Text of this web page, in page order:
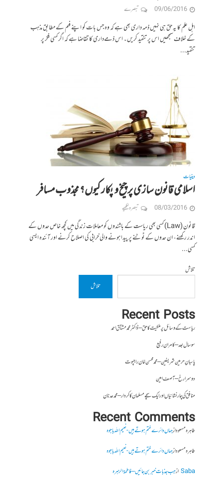
09/06/2016 تبصرے
اہل علم کا یہ حق ہی نہیں ذمہ داری بھی ہے کہ وہ جس بات کو اپنے فہم کے مطابق مذہب
کے خلاف سمجھیں اس پر تنقید کریں۔ اس ذمےداری کا تقاضا ہے کہ اگر کسی فکر پر
تنقید...
دینیات
اسلامی قانون سازی پر چیخ و پکار کیوں؟ مجذوب مسافر
08/03/2016 تبصرہ لکھیے
قانون (Law) کسی بھی ریاست کے باشندوں کو معاملات زندگی میں کچھ خاص حدوں کے
اندر رکھنے، ان حدوں کے ٹوٹنے پر پیدا ہونے والی خرابی کی اصلاح کرنے اور آئندہ ایسی
کسی...
تلاش
تلاش
Recent Posts
ریاست کے وسائل پر ملکیت کا حق – ڈاکٹر محمد مشتاق احمد
سو سال بعد – کامران رفیع
پاسبانِ حرمین شریفین – محمد محسن خان راجپوت
دوسرا رخ – آصف امین
منافق کی چار نشانیاں اور ایک سچے مسلمان کا کردار – محمد عدنان
Recent Comments
طاہرہ مسعودازجہاں دائرے ختم ہوتے ہیں- نعیم اللہ باجوہ
طاہرہ مسعودازجہاں دائرے ختم ہوتے ہیں- نعیم اللہ باجوہ
Sabaازجب جذبات خبر بن جائیں – فاطمۃالزہرہ